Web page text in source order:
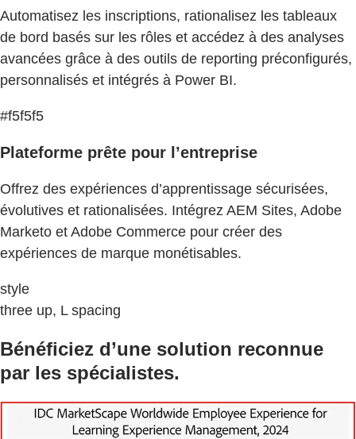
Automatisez les inscriptions, rationalisez les tableaux
de bord basés sur les rôles et accédez à des analyses
avancées grâce à des outils de reporting préconfigurés,
personnalisés et intégrés à Power BI.
#f5f5f5
Plateforme prête pour l’entreprise
Offrez des expériences d’apprentissage sécurisées,
évolutives et rationalisées. Intégrez AEM Sites, Adobe
Marketo et Adobe Commerce pour créer des
expériences de marque monétisables.
style
three up, L spacing
Bénéficiez d’une solution reconnue
par les spécialistes.